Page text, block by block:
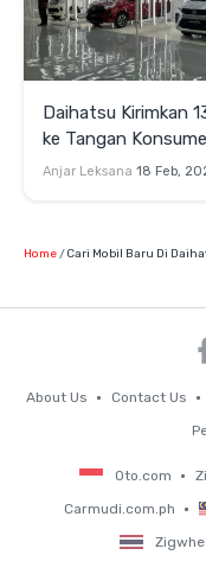
Daihatsu Kirimkan
ke Tangan
2025
Anjar Leksana 18 Feb,
Home
About Us Contact Us
Oto.com
Carmudi.com.ph